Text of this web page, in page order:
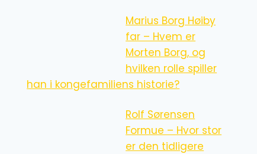
Marius Borg Høiby
far – Hvem er
Morten Borg, og
hvilken rolle spiller
han i kongefamiliens historie?
Rolf Sørensen
Formue – Hvor stor
er den tidligere